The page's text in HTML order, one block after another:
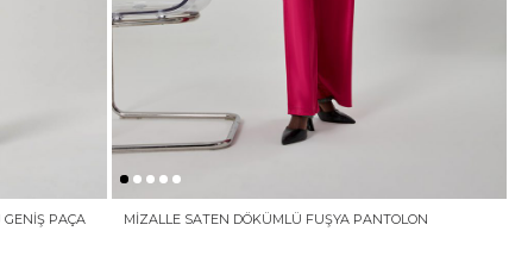
GENIŞ PAÇA
MIZALLE SATEN DÖKÜMLÜ FUŞYA PANTOLON